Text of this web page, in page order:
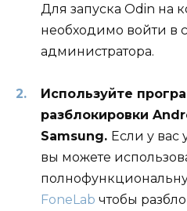
Для запуска Odin на
необходимо войти в
администратора.
Используйте
разблокировки
Samsung. Если у вас
вы можете
FoneLab чтобы